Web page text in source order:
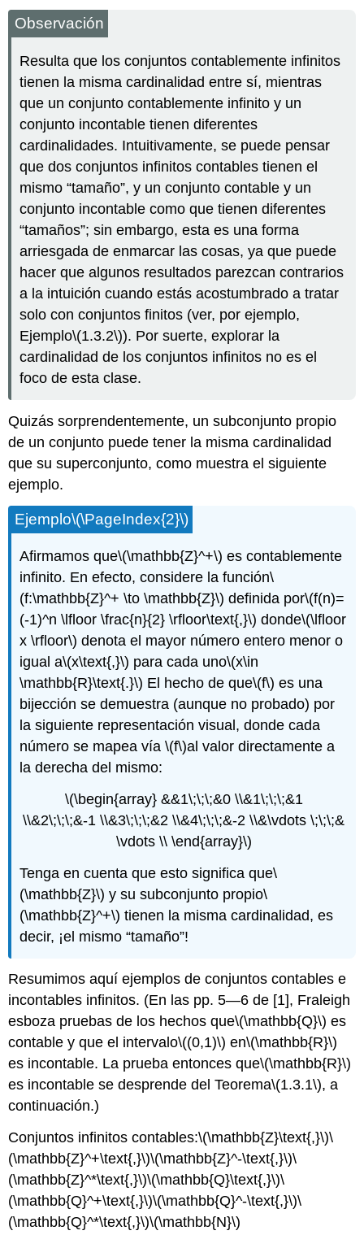
Observación
Resulta que los conjuntos contablemente infinitos
tienen la misma cardinalidad entre sí, mientras
que un conjunto contablemente infinito y un
conjunto incontable tienen diferentes
cardinalidades. Intuitivamente, se puede pensar
que dos conjuntos infinitos contables tienen el
mismo “tamaño”, y un conjunto contable y un
conjunto incontable como que tienen diferentes
“tamaños”; sin embargo, esta es una forma
arriesgada de enmarcar las cosas, ya que puede
hacer que algunos resultados parezcan contrarios
a la intuición cuando estás acostumbrado a tratar
solo con conjuntos finitos (ver, por ejemplo,
Ejemplo\(1.3.2\)). Por suerte, explorar la
cardinalidad de los conjuntos infinitos no es el
foco de esta clase.
Quizás sorprendentemente, un subconjunto propio
de un conjunto puede tener la misma cardinalidad
que su superconjunto, como muestra el siguiente
ejemplo.
Ejemplo\(\PageIndex{2}\)
Afirmamos que\(\mathbb{Z}^+\) es contablemente
infinito. En efecto, considere la función\
(f:\mathbb{Z}^+ \to \mathbb{Z}\) definida por\(f(n)=
(-1)^n \lfloor \frac{n}{2} \rfloor\text{,}\) donde\(\lfloor
x \rfloor\) denota el mayor número entero menor o
igual a\(x\text{,}\) para cada uno\(x\in
\mathbb{R}\text{.}\) El hecho de que\(f\) es una
bijección se demuestra (aunque no probado) por
la siguiente representación visual, donde cada
número se mapea vía\(f\)al valor directamente a
la derecha del mismo:
\(\begin{array} &&1\;\;\;&0 \\&1\;\;\;&1
\\&2\;\;\;&-1 \\&3\;\;\;&2 \\&4\;\;\;&-2 \\&\vdots \;\;\;&
\vdots \\ \end{array}\)
Tenga en cuenta que esto significa que\
(\mathbb{Z}\) y su subconjunto propio\
(\mathbb{Z}^+\) tienen la misma cardinalidad, es
decir, ¡el mismo “tamaño”!
Resumimos aquí ejemplos de conjuntos contables e
incontables infinitos. (En las pp. 5—6 de [1], Fraleigh
esboza pruebas de los hechos que\(\mathbb{Q}\) es
contable y que el intervalo\((0,1)\) en\(\mathbb{R}\)
es incontable. La prueba entonces que\(\mathbb{R}\)
es incontable se desprende del Teorema\(1.3.1\), a
continuación.)
Conjuntos infinitos contables:\(\mathbb{Z}\text{,}\)\
(\mathbb{Z}^+\text{,}\)\(\mathbb{Z}^-\text{,}\)\
(\mathbb{Z}^*\text{,}\)\(\mathbb{Q}\text{,}\)\
(\mathbb{Q}^+\text{,}\)\(\mathbb{Q}^-\text{,}\)\
(\mathbb{Q}^*\text{,}\)\(\mathbb{N}\)